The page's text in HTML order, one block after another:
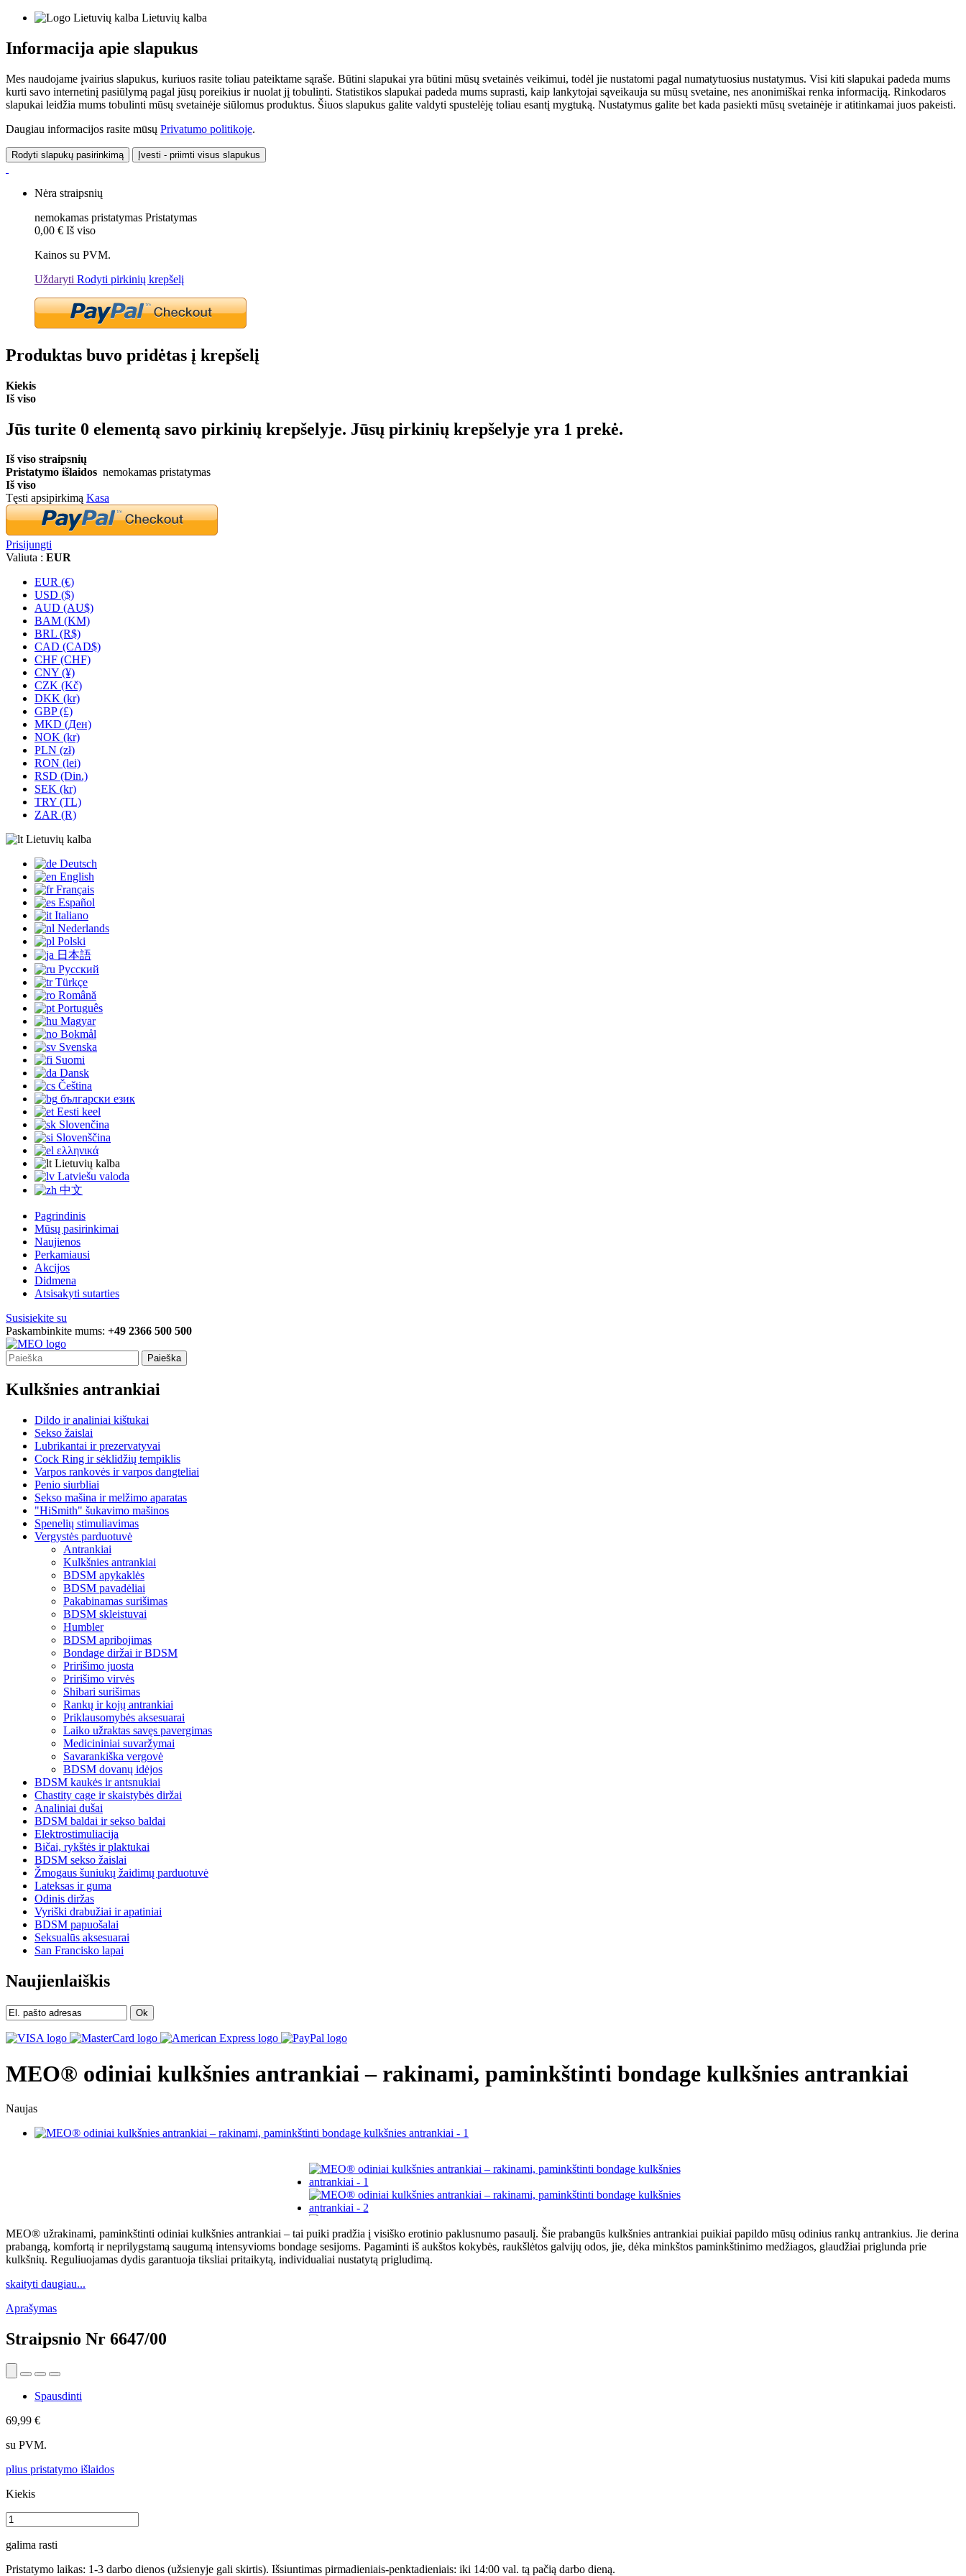
Lietuvių kalba
Informacija apie slapukus
Mes naudojame įvairius slapukus, kuriuos rasite toliau pateiktame sąraše. Būtini slapukai yra būtini mūsų svetainės veikimui, todėl jie nustatomi pagal numatytuosius nustatymus. Visi kiti slapukai padeda mums
kurti savo internetinį pasiūlymą pagal jūsų poreikius ir nuolat jį tobulinti. Statistikos slapukai padeda mums suprasti, kaip lankytojai sąveikauja su mūsų svetaine, nes anonimiškai renka informaciją. Rinkodaros
slapukai leidžia mums tobulinti mūsų svetainėje siūlomus produktus. Šiuos slapukus galite valdyti spustelėję toliau esantį mygtuką. Nustatymus galite bet kada pasiekti mūsų svetainėje ir atitinkamai juos pakeisti.
Daugiau informacijos rasite mūsų Privatumo politikoje.
Rodyti slapukų pasirinkimą Įvesti - priimti visus slapukus
Nėra straipsnių
nemokamas pristatymas Pristatymas
0,00 € Iš viso
Kainos su PVM.
Uždaryti Rodyti pirkinių krepšelį
Produktas buvo pridėtas į krepšelį
Kiekis
Iš viso
Jūs turite 0 elementą savo pirkinių krepšelyje. Jūsų pirkinių krepšelyje yra 1 prekė.
Iš viso straipsnių
Pristatymo išlaidos nemokamas pristatymas
Iš viso
Tęsti apsipirkimą Kasa
Prisijungti
Valiuta : EUR
EUR (€)
USD ($)
AUD (AU$)
BAM (KM)
BRL (R$)
CAD (CAD$)
CHF (CHF)
CNY (¥)
CZK (Kč)
DKK (kr)
GBP (£)
MKD (Ден)
NOK (kr)
PLN (zł)
RON (lei)
RSD (Din.)
SEK (kr)
TRY (TL)
ZAR (R)
Lietuvių kalba
Deutsch
English
Français
Español
Italiano
Nederlands
Polski
日本語
Русский
Türkçe
Română
Português
Magyar
Bokmål
Svenska
Suomi
Dansk
Čeština
български език
Eesti keel
Slovenčina
Slovenščina
ελληνικά
Lietuvių kalba
Latviešu valoda
中文
Pagrindinis
Mūsų pasirinkimai
Naujienos
Perkamiausi
Akcijos
Didmena
Atsisakyti sutarties
Susisiekite su
Paskambinkite mums: +49 2366 500 500
Paieška
Kulkšnies antrankiai
Dildo ir analiniai kištukai
Sekso žaislai
Lubrikantai ir prezervatyvai
Cock Ring ir sėklidžių tempiklis
Varpos rankovės ir varpos dangteliai
Penio siurbliai
Sekso mašina ir melžimo aparatas
"HiSmith" šukavimo mašinos
Spenelių stimuliavimas
Vergystės parduotuvė
Antrankiai
Kulkšnies antrankiai
BDSM apykaklės
BDSM pavadėliai
Pakabinamas surišimas
BDSM skleistuvai
Humbler
BDSM apribojimas
Bondage diržai ir BDSM
Pririšimo juosta
Pririšimo virvės
Shibari surišimas
Rankų ir kojų antrankiai
Priklausomybės aksesuarai
Laiko užraktas savęs pavergimas
Medicininiai suvaržymai
Savarankiška vergovė
BDSM dovanų idėjos
BDSM kaukės ir antsnukiai
Chastity cage ir skaistybės diržai
Analiniai dušai
BDSM baldai ir sekso baldai
Elektrostimuliacija
Bičai, rykštės ir plaktukai
BDSM sekso žaislai
Žmogaus šuniukų žaidimų parduotuvė
Lateksas ir guma
Odinis diržas
Vyriški drabužiai ir apatiniai
BDSM papuošalai
Seksualūs aksesuarai
San Francisko lapai
Naujienlaiškis
Ok
MEO® odiniai kulkšnies antrankiai – rakinami, paminkštinti bondage kulkšnies antrankiai
Naujas
MEO® užrakinami, paminkštinti odiniai kulkšnies antrankiai – tai puiki pradžia į visiško erotinio paklusnumo pasaulį. Šie prabangūs kulkšnies antrankiai puikiai papildo mūsų odinius rankų antrankius. Jie derina
prabangą, komfortą ir neprilygstamą saugumą intensyvioms bondage sesijoms. Pagaminti iš aukštos kokybės, raukšlėtos galvijų odos, jie, dėka minkštos paminkštinimo medžiagos, glaudžiai priglunda prie
kulkšnių. Reguliuojamas dydis garantuoja tiksliai pritaikytą, individualiai nustatytą prigludimą.
skaityti daugiau...
Aprašymas
Straipsnio Nr 6647/00
Spausdinti
69,99 €
su PVM.
plius pristatymo išlaidos
Kiekis
galima rasti
Pristatymo laikas: 1-3 darbo dienos (užsienyje gali skirtis). Išsiuntimas pirmadieniais-penktadieniais: iki 14:00 val. tą pačią darbo dieną.